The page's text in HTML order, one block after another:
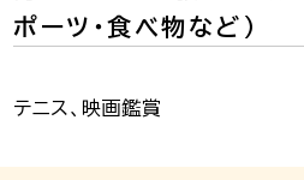
ポーツ・食べ物など）
テニス、映画鑑賞